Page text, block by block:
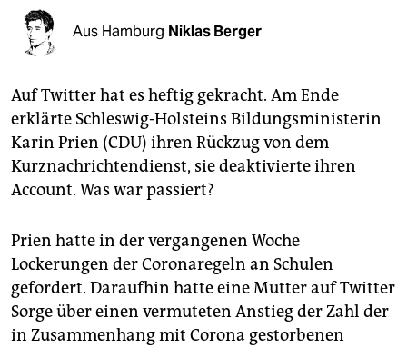
shop
fragen & hilfe
unterstützen
abo
genossenschaft
epaper login
Aus Hamburg Niklas Berger
Auf Twitter hat es heftig gekracht. Am Ende
erklärte Schleswig-Holsteins Bildungsministerin
Karin Prien (CDU) ihren Rückzug von dem
Kurznachrichtendienst, sie deaktivierte ihren
Account. Was war passiert?
Prien hatte in der vergangenen Woche
Lockerungen der Coronaregeln an Schulen
gefordert. Daraufhin hatte eine Mutter auf Twitter
Sorge über einen vermuteten Anstieg der Zahl der
in Zusammenhang mit Corona gestorbenen